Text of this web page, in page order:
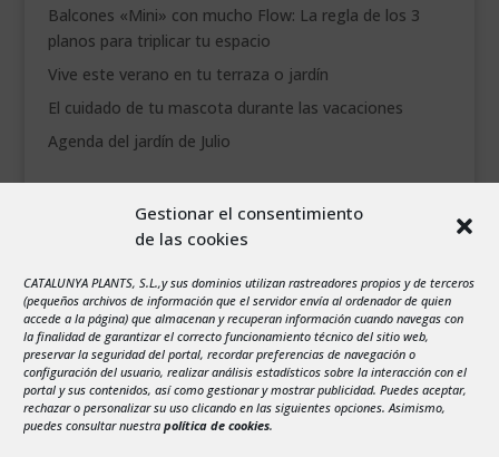
Gestionar el consentimiento
de las cookies
CATALUNYA PLANTS, S.L.,y sus dominios utilizan rastreadores propios y de terceros
(pequeños archivos de información que el servidor envía al ordenador de quien
accede a la página) que almacenan y recuperan información cuando navegas con
la finalidad de garantizar el correcto funcionamiento técnico del sitio web,
preservar la seguridad del portal, recordar preferencias de navegación o
configuración del usuario, realizar análisis estadísticos sobre la interacción con el
portal y sus contenidos, así como gestionar y mostrar publicidad. Puedes aceptar,
rechazar o personalizar su uso clicando en las siguientes opciones. Asimismo,
puedes consultar nuestra política de cookies.
VEURE EN CATALÀ
Balcones «Mini» con mucho Flow: La regla de los 3
planos para triplicar tu espacio
Vive este verano en tu terraza o jardín
El cuidado de tu mascota durante las vacaciones
Agenda del jardín de Julio
X J V S
3
4 5 6 7 8
9
10
11 12 13 14 15
16
17
18 19 20 21 22
23
24
25 26 27 28 29
30
31